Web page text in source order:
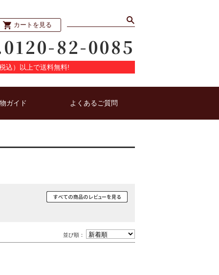
カートを見る
82-0085
込）以上で送料無料!
ガイド よくあるご質問
並び順：